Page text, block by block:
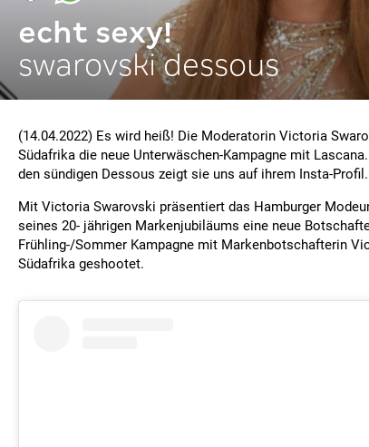
echt sexy!
swarovski dessous
(14.04.2022) Es wird heiß! Die Moderatorin Victoria
Südafrika die neue Unterwäschen-Kampagne mit
den sündigen Dessous zeigt sie uns auf ihrem Insta-Profil.
Mit Victoria Swarovski präsentiert das Hamburger
seines 20- jährigen Markenjubiläums eine neue
Frühling-/Sommer Kampagne mit Markenbotschafterin
Südafrika geshootet.